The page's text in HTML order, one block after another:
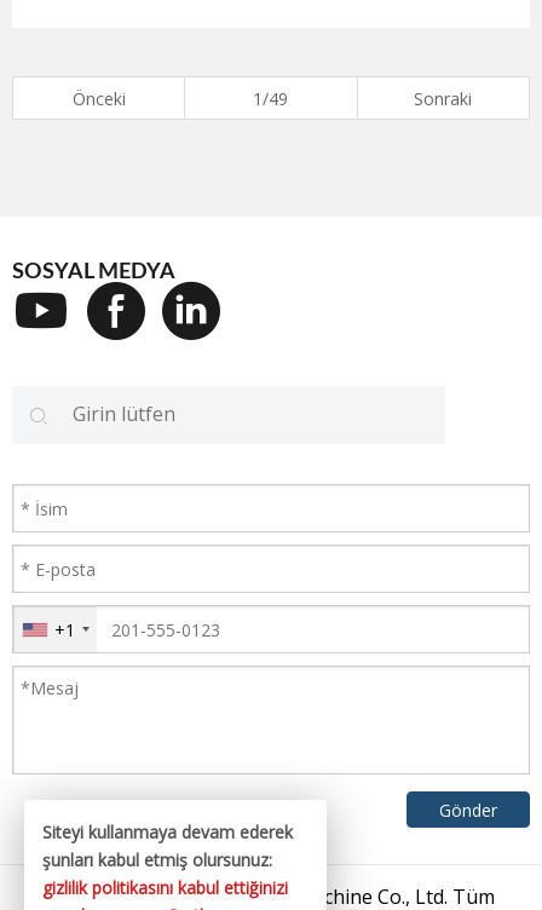
Önceki 1/49 Sonraki
SOSYAL MEDYA
+1
© 2026 Zhangjiagang King Machine Co., Ltd. Tüm
Siteyi kullanmaya devam ederek
şunları kabul etmiş olursunuz:
gizlilik politikasını kabul ettiğinizi